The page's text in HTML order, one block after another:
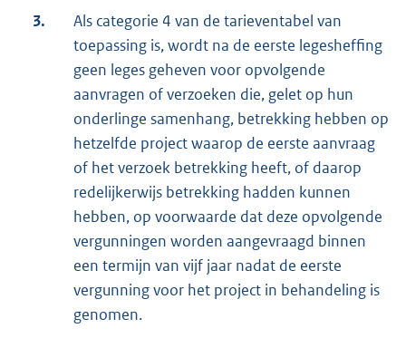
3.
Als categorie 4 van de tarieventabel van
toepassing is, wordt na de eerste legesheffing
geen leges geheven voor opvolgende
aanvragen of verzoeken die, gelet op hun
onderlinge samenhang, betrekking hebben op
hetzelfde project waarop de eerste aanvraag
of het verzoek betrekking heeft, of daarop
redelijkerwijs betrekking hadden kunnen
hebben, op voorwaarde dat deze opvolgende
vergunningen worden aangevraagd binnen
een termijn van vijf jaar nadat de eerste
vergunning voor het project in behandeling is
genomen.